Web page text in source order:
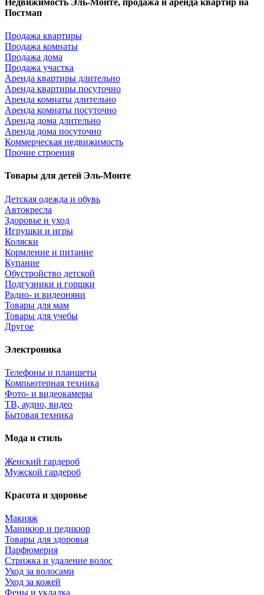
Постмап
Продажа квартиры
Продажа комнаты
Продажа дома
Продажа участка
Аренда квартиры длительно
Аренда квартиры посуточно
Аренда комнаты длительно
Аренда комнаты посуточно
Аренда дома длительно
Аренда дома посуточно
Коммерческая недвижимость
Прочие строения
Товары для детей Эль-Монте
Детская одежда и обувь
Автокресла
Здоровье и уход
Игрушки и игры
Коляски
Кормление и питание
Купание
Обустройство детской
Подгузники и горшки
Радио- и видеоняни
Товары для мам
Товары для учебы
Другое
Электроника
Телефоны и планшеты
Компьютерная техника
Фото- и видеокамеры
ТВ, аудио, видео
Бытовая техника
Мода и стиль
Женский гардероб
Мужской гардероб
Красота и здоровье
Макияж
Маникюр и педикюр
Товары для здоровья
Парфюмерия
Стрижка и удаление волос
Уход за волосами
Уход за кожей
Фены и укладка